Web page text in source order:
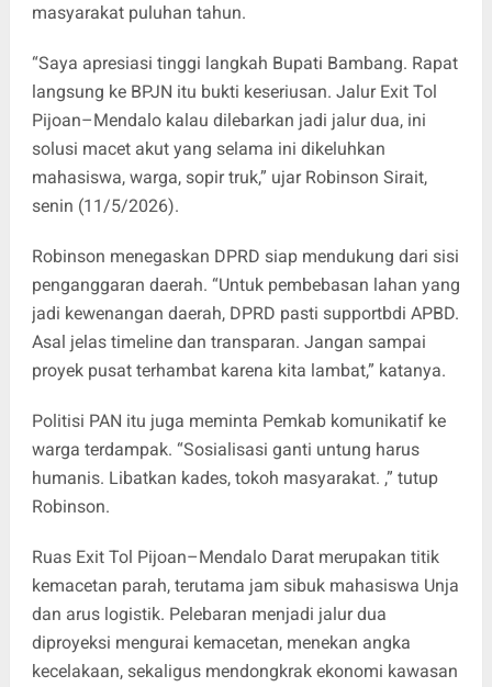
masyarakat puluhan tahun.
“Saya apresiasi tinggi langkah Bupati Bambang. Rapat
langsung ke BPJN itu bukti keseriusan. Jalur Exit Tol
Pijoan–Mendalo kalau dilebarkan jadi jalur dua, ini
solusi macet akut yang selama ini dikeluhkan
mahasiswa, warga, sopir truk,” ujar Robinson Sirait,
senin (11/5/2026).
Robinson menegaskan DPRD siap mendukung dari sisi
penganggaran daerah. “Untuk pembebasan lahan yang
jadi kewenangan daerah, DPRD pasti supportbdi APBD.
Asal jelas timeline dan transparan. Jangan sampai
proyek pusat terhambat karena kita lambat,” katanya.
Politisi PAN itu juga meminta Pemkab komunikatif ke
warga terdampak. “Sosialisasi ganti untung harus
humanis. Libatkan kades, tokoh masyarakat. ,” tutup
Robinson.
Ruas Exit Tol Pijoan–Mendalo Darat merupakan titik
kemacetan parah, terutama jam sibuk mahasiswa Unja
dan arus logistik. Pelebaran menjadi jalur dua
diproyeksi mengurai kemacetan, menekan angka
kecelakaan, sekaligus mendongkrak ekonomi kawasan